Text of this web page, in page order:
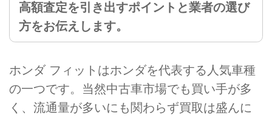
高額査定を引き出すポイントと業者の選び
方をお伝えします。
ホンダ フィットはホンダを代表する人気車種
の一つです。当然中古車市場でも買い手が多
く、流通量が多いにも関わらず買取は盛んに